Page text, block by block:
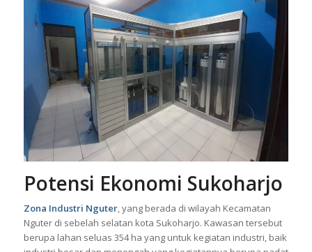
Potensi Ekonomi Sukoharjo
Zona Industri Nguter, yang berada di wilayah Kecamatan
Nguter di sebelah selatan kota Sukoharjo. Kawasan tersebut
berupa lahan seluas 354 ha yang untuk kegiatan industri, baik